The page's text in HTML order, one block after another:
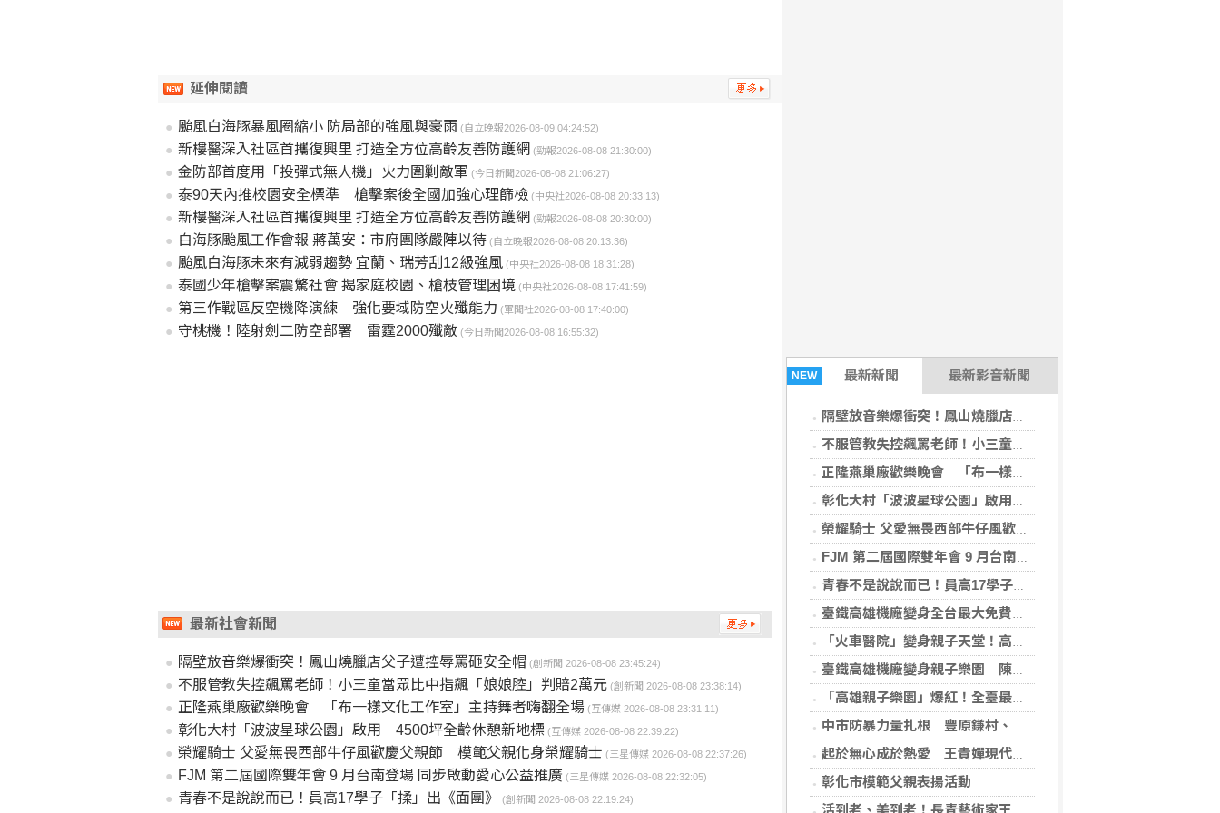
NEW 最新新聞 最新影音新聞
隔壁放音樂爆衝突！鳳山燒臘店父子遭控辱罵砸安全帽
不服管教失控飆罵老師！小三童當眾比中指飆「娘娘腔」判賠2萬元
正隆燕巢廠歡樂晚會 「布一樣文化工作室」主持舞者嗨翻全場
彰化大村「波波星球公園」啟用 4500坪全齡休憩新地標
榮耀騎士 父愛無畏西部牛仔風歡慶父親節 模範父親化身榮耀騎士
FJM 第二屆國際雙年會 9 月台南登場 同步啟動愛心公益推廣
青春不是說說而已！員高17學子「揉」出《面團》
臺鐵高雄機廠變身全台最大免費樂園 陳其邁:保存百年產業記憶！
「火車醫院」變身親子天堂！高雄親子遊樂園開幕首日人潮爆棚
臺鐵高雄機廠變身親子樂園 陳其邁：讓歷史在歡笑中延續
「高雄親子樂園」爆紅！全臺最大免費園區首日吸三萬人朝聖 輕軌更突破4,000人次
中市防暴力量扎根 豐原鎌村、神岡溪洲2社區獲衛福部防暴戲劇獎
起於無心成於熱愛 王貴嬋現代水墨個展
彰化市模範父親表揚活動
活到老、美到老！長青藝術家王貴嬋「墨彩築夢」
延伸閱讀
颱風白海豚暴風圈縮小 防局部的強風與豪雨 (自立晚報2026-08-09 04:24:52)
新樓醫深入社區首攜復興里 打造全方位高齡友善防護網 (勁報2026-08-08 21:30:00)
金防部首度用「投彈式無人機」火力圍剿敵軍 (今日新聞2026-08-08 21:06:27)
泰90天內推校園安全標準 槍擊案後全國加強心理篩檢 (中央社2026-08-08 20:33:13)
新樓醫深入社區首攜復興里 打造全方位高齡友善防護網 (勁報2026-08-08 20:30:00)
白海豚颱風工作會報 蔣萬安：市府團隊嚴陣以待 (自立晚報2026-08-08 20:13:36)
颱風白海豚未來有減弱趨勢 宜蘭、瑞芳刮12級強風 (中央社2026-08-08 18:31:28)
泰國少年槍擊案震驚社會 揭家庭校園、槍枝管理困境 (中央社2026-08-08 17:41:59)
第三作戰區反空機降演練 強化要域防空火殲能力 (軍聞社2026-08-08 17:40:00)
守桃機！陸射劍二防空部署 雷霆2000殲敵 (今日新聞2026-08-08 16:55:32)
最新社會新聞
隔壁放音樂爆衝突！鳳山燒臘店父子遭控辱罵砸安全帽 (創新聞 2026-08-08 23:45:24)
不服管教失控飆罵老師！小三童當眾比中指飆「娘娘腔」判賠2萬元 (創新聞 2026-08-08 23:38:14)
正隆燕巢廠歡樂晚會 「布一樣文化工作室」主持舞者嗨翻全場 (互傳媒 2026-08-08 23:31:11)
彰化大村「波波星球公園」啟用 4500坪全齡休憩新地標 (互傳媒 2026-08-08 22:39:22)
榮耀騎士 父愛無畏西部牛仔風歡慶父親節 模範父親化身榮耀騎士 (三星傳媒 2026-08-08 22:37:26)
FJM 第二屆國際雙年會 9 月台南登場 同步啟動愛心公益推廣 (三星傳媒 2026-08-08 22:32:05)
青春不是說說而已！員高17學子「揉」出《面團》 (創新聞 2026-08-08 22:19:24)